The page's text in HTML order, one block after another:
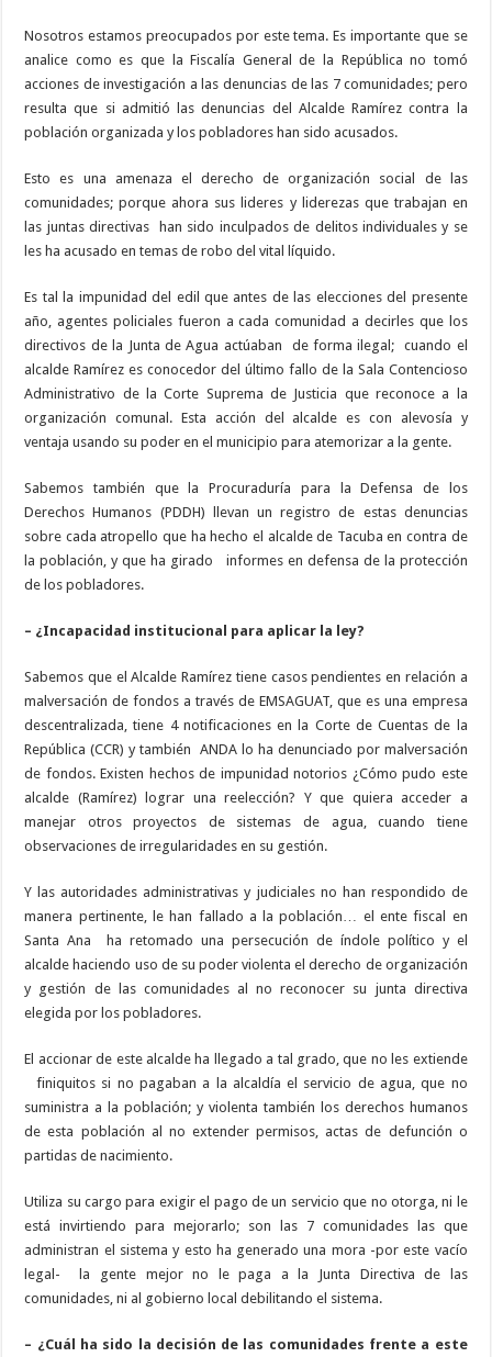
Nosotros estamos preocupados por este tema. Es importante que se
analice como es que la Fiscalía General de la República no tomó
acciones de investigación a las denuncias de las 7 comunidades; pero
resulta que si admitió las denuncias del Alcalde Ramírez contra la
población organizada y los pobladores han sido acusados.
Esto es una amenaza el derecho de organización social de las
comunidades; porque ahora sus lideres y liderezas que trabajan en
las juntas directivas
han sido inculpados de delitos individuales y se
les ha acusado en temas de robo del vital líquido.
Es tal la impunidad del edil que antes de las elecciones del presente
año, agentes policiales fueron a cada comunidad a decirles que los
directivos de la Junta de Agua actúaban
de forma ilegal;
cuando el
alcalde Ramírez es conocedor del último fallo de la Sala Contencioso
Administrativo de la Corte Suprema de Justicia que reconoce a la
organización comunal. Esta acción del alcalde es con alevosía y
ventaja usando su poder en el municipio para atemorizar a la gente.
Sabemos también que la Procuraduría para la Defensa de los
Derechos Humanos (PDDH) llevan un registro de estas denuncias
sobre cada atropello que ha hecho el alcalde de Tacuba en contra de
la población, y que ha girado
informes en defensa de la protección
de los pobladores.
– ¿Incapacidad institucional para aplicar la ley?
Sabemos que el Alcalde Ramírez tiene casos pendientes en relación a
malversación de fondos a través de EMSAGUAT, que es una empresa
descentralizada, tiene 4 notificaciones en la Corte de Cuentas de la
República (CCR) y también ANDA lo ha denunciado por malversación
de fondos. Existen hechos de impunidad notorios ¿Cómo pudo este
alcalde (Ramírez) lograr una reelección? Y que quiera acceder a
manejar otros proyectos de sistemas de agua, cuando tiene
observaciones de irregularidades en su gestión.
Y las autoridades administrativas y judiciales no han respondido de
manera pertinente, le han fallado a la población… el ente fiscal en
Santa Ana
ha retomado una persecución de índole político y el
alcalde haciendo uso de su poder violenta el derecho de organización
y gestión de las comunidades al no reconocer su junta directiva
elegida por los pobladores.
El accionar de este alcalde ha llegado a tal grado, que no les extiende
finiquitos si no pagaban a la alcaldía el servicio de agua, que no
suministra a la población; y violenta también los derechos humanos
de esta población al no extender permisos, actas de defunción o
partidas de nacimiento.
Utiliza su cargo para exigir el pago de un servicio que no otorga, ni le
está invirtiendo para mejorarlo; son las 7 comunidades las que
administran el sistema y esto ha generado una mora -por este vacío
legal-
la gente mejor no le paga a la Junta Directiva de las
comunidades, ni al gobierno local debilitando el sistema.
– ¿Cuál ha sido la decisión de las comunidades frente a este